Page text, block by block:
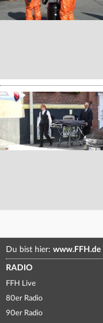
Du bist hier: www.FFH.de
RADIO
FFH Live
80er Radio
90er Radio